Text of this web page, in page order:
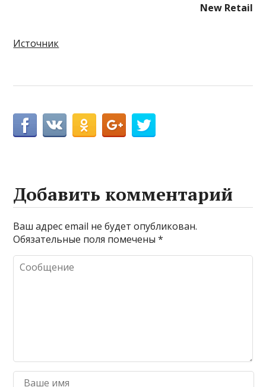
New Retail
Источник
Добавить комментарий
Ваш адрес email не будет опубликован.
Обязательные поля помечены*